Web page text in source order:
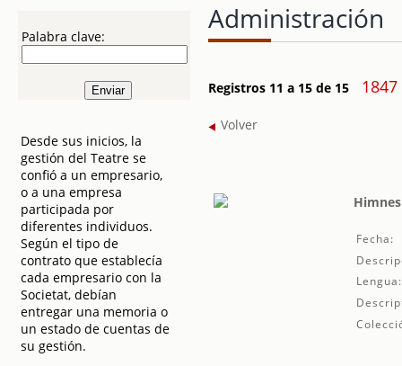
Palabra clave:
Desde sus inicios, la
gestión del Teatre se
confió a un empresario,
o a una empresa
participada por
diferentes individuos.
Según el tipo de
contrato que establecía
cada empresario con la
Societat, debían
entregar una memoria o
un estado de cuentas de
su gestión.
Administración
Registros 11 a 15 de 15 1847
Volver
Fecha:
Lengua: